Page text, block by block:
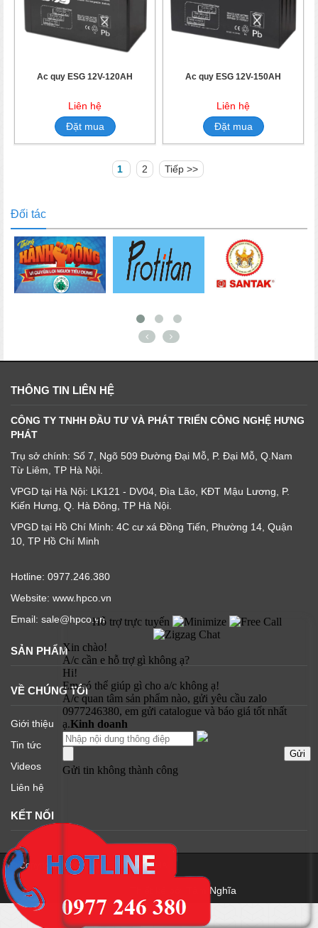
Ắc quy ESG 12V-120AH
Liên hệ
Đặt mua
Ắc quy ESG 12V-150AH
Liên hệ
Đặt mua
1 2 Tiếp >>
Đối tác
THÔNG TIN LIÊN HỆ
CÔNG TY TNHH ĐẦU TƯ VÀ PHÁT TRIỂN CÔNG NGHỆ HƯNG
PHÁT
Trụ sở chính: Số 7, Ngõ 509 Đường Đại Mỗ, P. Đại Mỗ, Q.Nam
Từ Liêm, TP Hà Nội.
VPGD tại Hà Nội: LK121 - DV04, Đìa Lão, KĐT Mậu Lương, P.
Kiến Hưng, Q. Hà Đông, TP Hà Nội.
VPGD tại Hồ Chí Minh: 4C cư xá Đồng Tiến, Phường 14, Quận
10, TP Hồ Chí Minh
Hotline: 0977.246.380
Website: www.hpco.vn
Email: sale@hpco.vn
SẢN PHẨM
VỀ CHÚNG TÔI
Giới thiệu
Tin tức
Videos
Liên hệ
KẾT NỐI
© Copyright 2016 CÔNG TY HƯNG PHÁT
Tâm Nghĩa